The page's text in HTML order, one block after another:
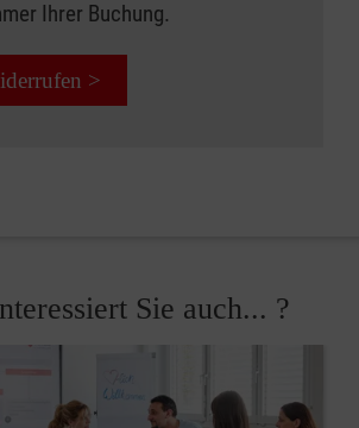
Ihrer Buchung.
>
Sie auch... ?